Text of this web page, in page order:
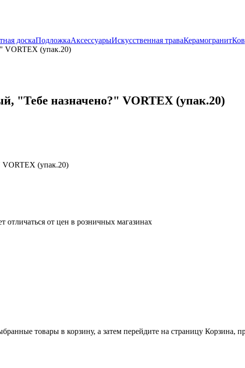
доскаПодложкаАксессуарыИскусственная траваКерамогранит
VORTEX (упак.20)
"Тебе назначено?" VORTEX (упак.20)
VORTEX (упак.20)
отличаться от цен в розничных магазинах
товары в корзину, а затем перейдите на страницу Корзина,